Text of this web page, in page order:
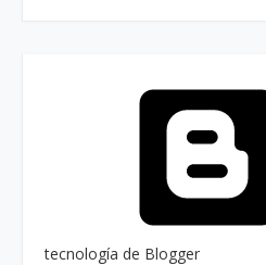
tecnología de Blogger